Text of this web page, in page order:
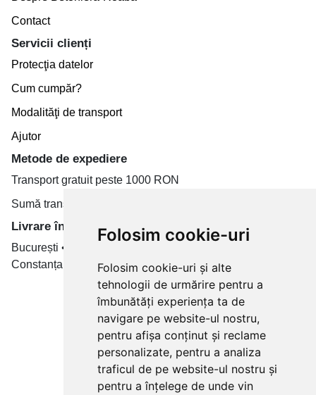
Folosim cookie-uri
Folosim cookie-uri și alte
tehnologii de urmărire pentru a
îmbunătăți experiența ta de
navigare pe website-ul nostru,
pentru afișa conținut și reclame
personalizate, pentru a analiza
traficul de pe website-ul nostru și
pentru a înțelege de unde vin
Contact
Servicii clienți
Protecţia datelor
Cum cumpăr?
Modalităţi de transport
Ajutor
Metode de expediere
Transport gratuit peste 1000 RON
Sumă transport de la 19.99 RON
Livrare în toate țară
București • Cluj-Napoca • Brașov • Timișoara • Iași •
Constanța • Craiova
Plăți cu card bancar prin